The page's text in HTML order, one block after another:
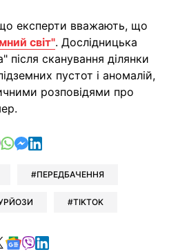
експерти вважають, що
світ". Дослідницька
після сканування ділянки
пустот і аномалій,
розповідями про
у Telegram
у Facebook
у X
відправити у Viber
відправити у Whatsapp
відправити у Messenger
відправити у LinkedIn
ПЕРЕДБАЧЕННЯ
TIKTOK
у Telegram
у Facebook
Читайте у X
Читайте у Google news
Читайте у Viber
Читайте у LinkedIn